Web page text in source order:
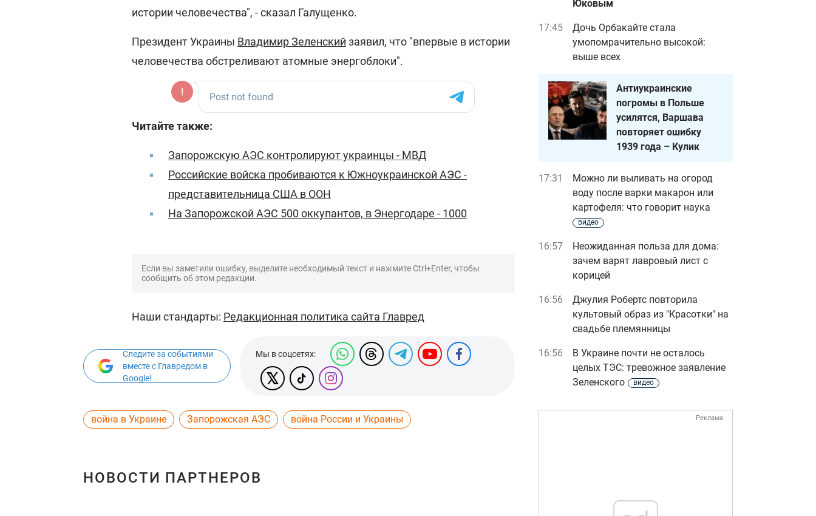
истории человечества", - сказал Галущенко.
Президент Украины Владимир Зеленский заявил, что "впервые в истории
человечества обстреливают атомные энергоблоки".
Читайте также:
Запорожскую АЭС контролируют украинцы - МВД
Российские войска пробиваются к Южноукраинской АЭС -
представительница США в ООН
На Запорожской АЭС 500 оккупантов, в Энергодаре - 1000
Если вы заметили ошибку, выделите необходимый текст и нажмите Ctrl+Enter, чтобы
сообщить об этом редакции.
Наши стандарты: Редакционная политика сайта Главред
Следите за событиями
вместе с Главредом в
Google!
Мы в соцсетях:
война в Украине Запорожская АЭС война России и Украины
НОВОСТИ ПАРТНЕРОВ
Юковым
17:45
Дочь Орбакайте стала
умопомрачительно высокой:
выше всех
Антиукраинские
погромы в Польше
усилятся, Варшава
повторяет ошибку
1939 года – Кулик
17:31
Можно ли выливать на огород
воду после варки макарон или
картофеля: что говорит наука
видео
16:57
Неожиданная польза для дома:
зачем варят лавровый лист с
корицей
16:56
Джулия Робертс повторила
культовый образ из "Красотки" на
свадьбе племянницы
16:56
В Украине почти не осталось
целых ТЭС: тревожное заявление
Зеленского
видео
Реклама